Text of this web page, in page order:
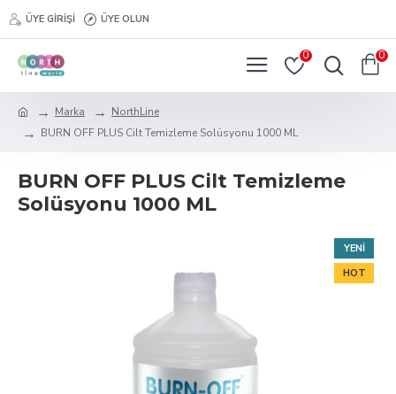
ÜYE GIRIŞI ÜYE OLUN
0 0
Marka
NorthLine
BURN OFF PLUS Cilt Temizleme Solüsyonu 1000 ML
BURN OFF PLUS Cilt Temizleme
Solüsyonu 1000 ML
YENI
HOT